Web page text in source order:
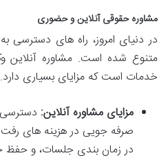
مشاوره حقوقی آنلاین و حضوری
در دنیای امروز، راه های
متنوع شده است. مشاوره آنلاین
خدمات است که مزایای بسیاری دارد.
مزایای مشاوره آنلاین: دسترسی
صرفه جویی در هزینه های رفت
در زمان بندی جلسات، و